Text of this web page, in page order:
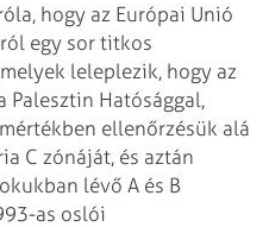
hogy az Európai Unió
egy sor titkos
leleplezik, hogy az
Hatósággal,
ellenőrzésük alá
C zónáját, és aztán
lévő A és B
as oslói